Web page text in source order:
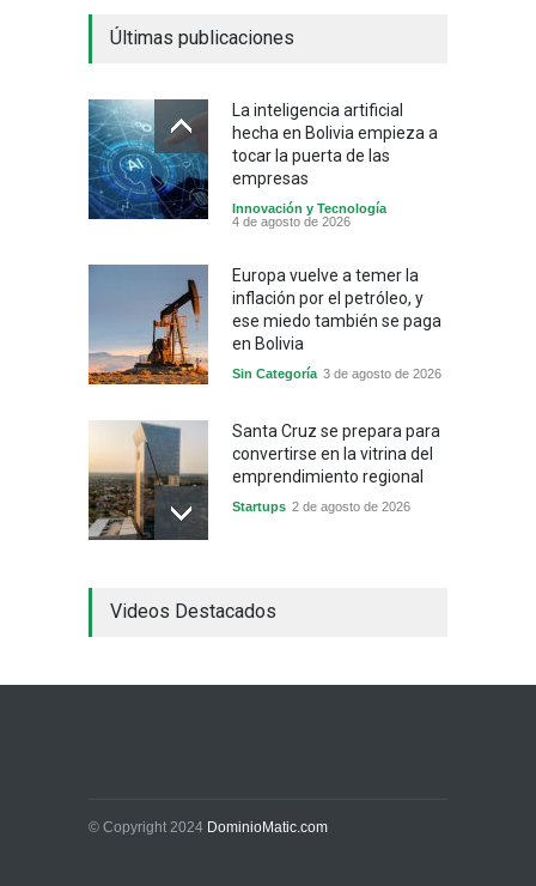
Últimas publicaciones
La inteligencia artificial
hecha en Bolivia empieza a
tocar la puerta de las
empresas
Innovación y Tecnología
4 de agosto de 2026
Europa vuelve a temer la
inflación por el petróleo, y
ese miedo también se paga
en Bolivia
Sin Categoría 3 de agosto de 2026
Santa Cruz se prepara para
convertirse en la vitrina del
emprendimiento regional
Startups 2 de agosto de 2026
industrial y el golpe puede
Sin Categoría 1 de agosto de 2026
Videos Destacados
© Copyright 2024 DominioMatic.com